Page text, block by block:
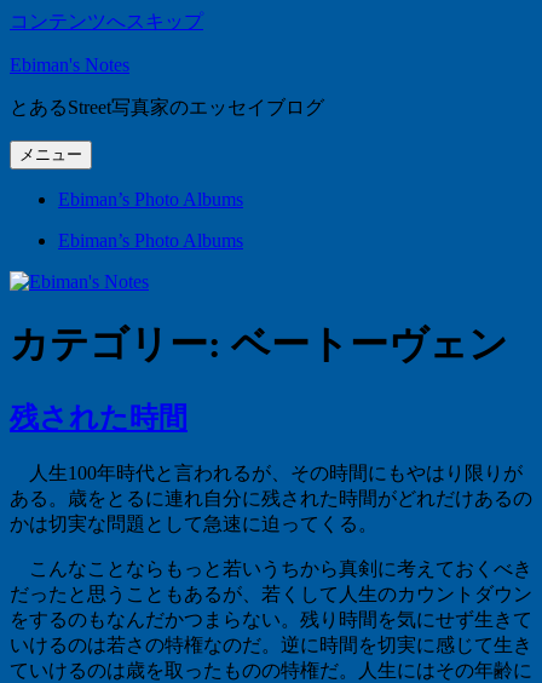
コンテンツへスキップ
Ebiman's Notes
とあるStreet写真家のエッセイブログ
メニュー
Ebiman’s Photo Albums
Ebiman’s Photo Albums
カテゴリー: ベートーヴェン
残された時間
人生100年時代と言われるが、その時間にもやはり限りが
ある。歳をとるに連れ自分に残された時間がどれだけあるの
かは切実な問題として急速に迫ってくる。
こんなことならもっと若いうちから真剣に考えておくべき
だったと思うこともあるが、若くして人生のカウントダウン
をするのもなんだかつまらない。残り時間を気にせず生きて
いけるのは若さの特権なのだ。逆に時間を切実に感じて生き
ていけるのは歳を取ったものの特権だ。人生にはその年齢に